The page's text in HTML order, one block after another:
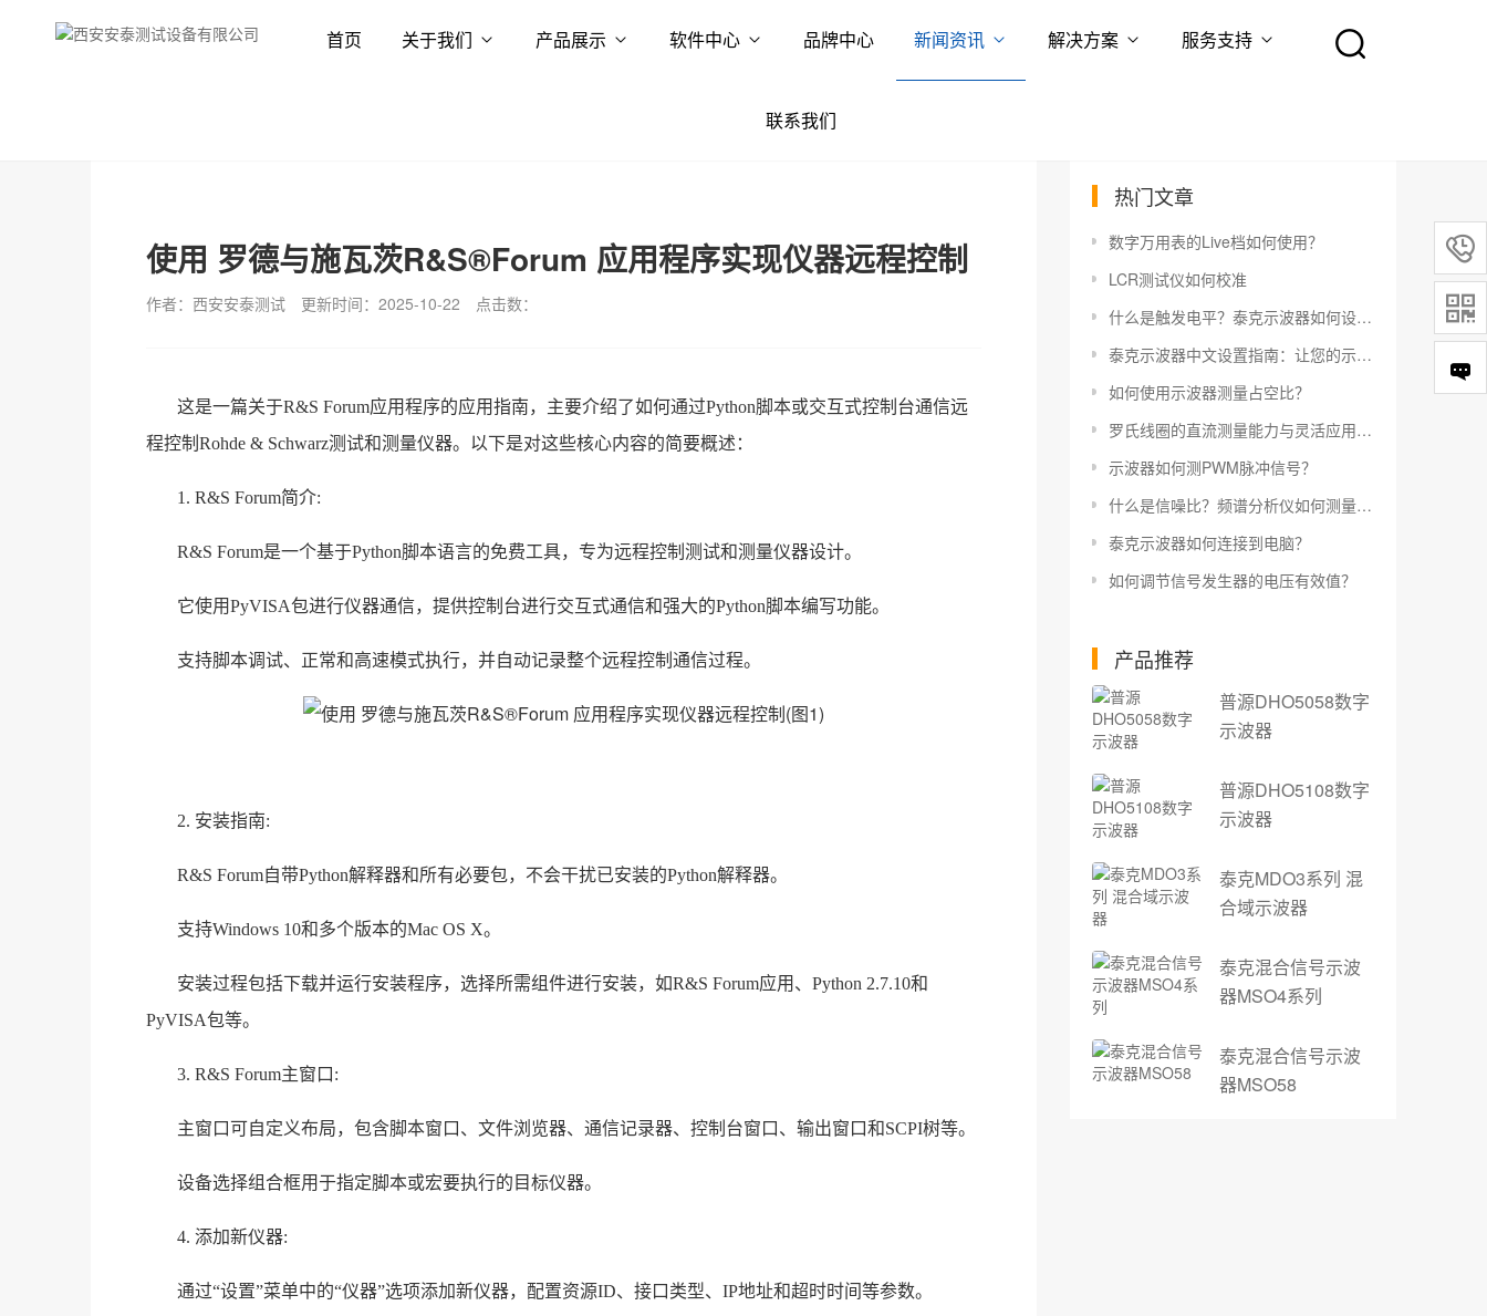
首页 关于我们 产品展示 软件中心 品牌中心 新闻资讯 解决方案 服务支持
联系我们
使用 罗德与施瓦茨R&S®Forum 应用程序实现仪器远程控制
作者：西安安泰测试 更新时间：2025-10-22 点击数：
这是一篇关于R&S Forum应用程序的应用指南，主要介绍了如何通过Python脚本或交互式控制台通信远
程控制Rohde & Schwarz测试和测量仪器。以下是对这些核心内容的简要概述：
1. R&S Forum简介:
R&S Forum是一个基于Python脚本语言的免费工具，专为远程控制测试和测量仪器设计。
它使用PyVISA包进行仪器通信，提供控制台进行交互式通信和强大的Python脚本编写功能。
支持脚本调试、正常和高速模式执行，并自动记录整个远程控制通信过程。
2. 安装指南:
R&S Forum自带Python解释器和所有必要包，不会干扰已安装的Python解释器。
支持Windows 10和多个版本的Mac OS X。
安装过程包括下载并运行安装程序，选择所需组件进行安装，如R&S Forum应用、Python 2.7.10和
PyVISA包等。
3. R&S Forum主窗口:
主窗口可自定义布局，包含脚本窗口、文件浏览器、通信记录器、控制台窗口、输出窗口和SCPI树等。
设备选择组合框用于指定脚本或宏要执行的目标仪器。
4. 添加新仪器:
通过“设置”菜单中的“仪器”选项添加新仪器，配置资源ID、接口类型、IP地址和超时时间等参数。
热门文章
数字万用表的Live档如何使用？
LCR测试仪如何校准
什么是触发电平？泰克示波器如何设置触发电平？
泰克示波器中文设置指南：让您的示波器更易于使用
如何使用示波器测量占空比？
罗氏线圈的直流测量能力与灵活应用指南
示波器如何测PWM脉冲信号？
什么是信噪比？频谱分析仪如何测量信噪比？
泰克示波器如何连接到电脑？
如何调节信号发生器的电压有效值？
产品推荐
普源DHO5058数字
示波器
普源DHO5108数字
示波器
泰克MDO3系列 混
合域示波器
泰克混合信号示波
器MSO4系列
泰克混合信号示波
器MSO58

